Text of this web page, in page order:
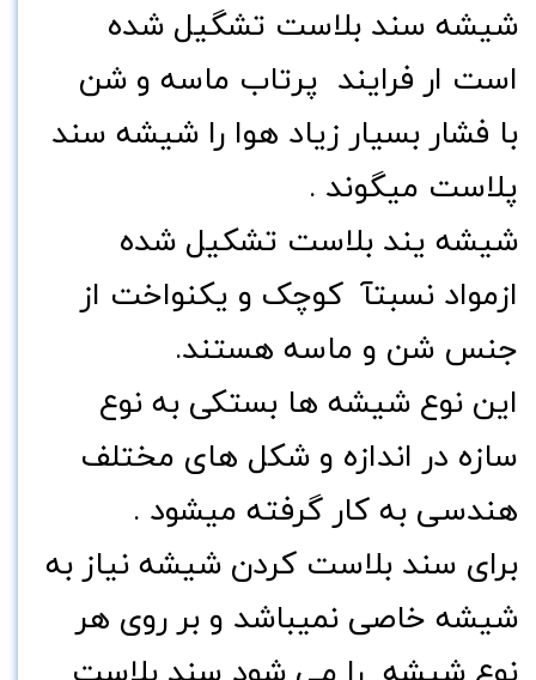
شیشه سند بلاست تشگیل شده
است ار فرایند پرتاب ماسه و شن
با فشار بسیار زیاد هوا را شیشه سند
پلاست میگوند .
شیشه یند بلاست تشکیل شده
ازمواد نسبتآ کوچک و یکنواخت از
جنس شن و ماسه هستند.
این نوع شیشه ها بستکی به نوع
سازه در اندازه و شکل های مختلف
هندسی به کار گرفته میشود .
برای سند بلاست کردن شیشه نیاز به
شیشه خاصی نمیباشد و بر روی هر